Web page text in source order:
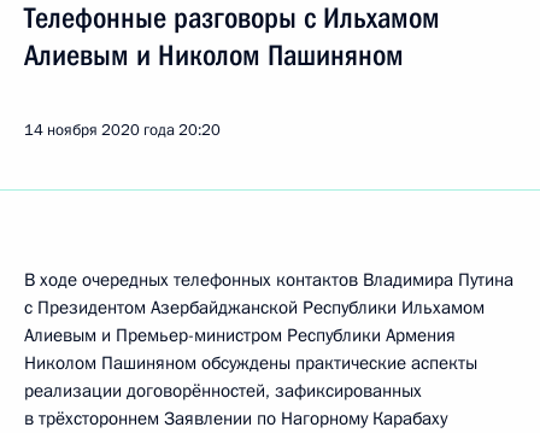
Телефонные разговоры с Ильхамом
Алиевым и Николом Пашиняном
14 ноября 2020 года20:20
В ходе очередных телефонных контактов Владимира Путина
с Президентом Азербайджанской Республики Ильхамом
Алиевым и Премьер-министром Республики Армения
Николом Пашиняном обсуждены практические аспекты
реализации договорённостей, зафиксированных
в трёхстороннем Заявлении по Нагорному Карабаху